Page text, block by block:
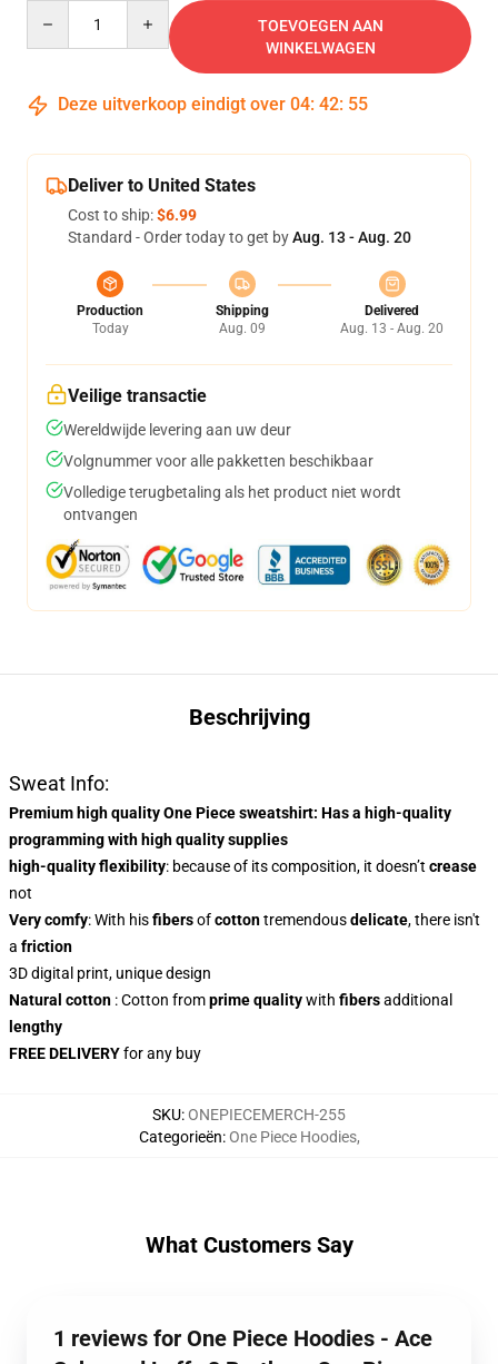
TOEVOEGEN AAN
WINKELWAGEN
Deze uitverkoop eindigt over 04: 42: 54
Deliver to United States
Cost to ship:$6.99
Standard - Order today to get byAug. 13 - Aug. 20
Production
Today
Shipping
Aug. 09
Delivered
Aug. 13 - Aug. 20
Veilige transactie
Wereldwijde levering aan uw deur
Volgnummer voor alle pakketten beschikbaar
Volledige terugbetaling als het product niet wordt
ontvangen
Beschrijving
Sweat Info:
Premium high quality One Piece sweatshirt: Has a high-quality
programmingwith high quality supplies
high-quality flexibility: because of its composition, it doesn’t crease
not
Very comfy: With hisfibersofcottontremendousdelicate, there isn't
a friction
3D digital print, unique design
Natural cotton : Cotton fromprime qualitywith fibersadditional
lengthy
FREE DELIVERYfor any buy
SKU:ONEPIECEMERCH-255
Categorieën:One Piece Hoodies,
What Customers Say
1 reviews for One Piece Hoodies - Ace